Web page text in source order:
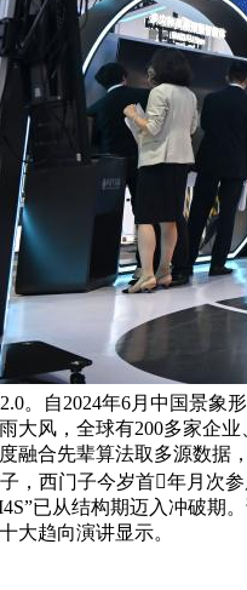
。自2024年6月中国景
大风，全球有200多家企
融合先辈算法取多源数
，西门子今岁首年月次
已从结构期迈入冲破
大趋向演讲显示。